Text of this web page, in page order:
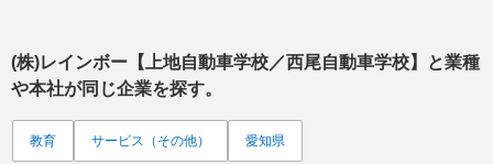
(株)レインボー【上地自動車学校／西尾自動車学校】
と業種
や本社が同じ企業を探す。
教育 サービス（その他） 愛知県